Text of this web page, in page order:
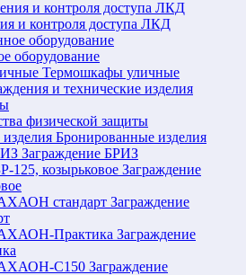
и контроля доступа ЛКД
оборудование
Термошкафы уличные
и технические изделия
физической защиты
Бронированные изделия
Заграждение БРИЗ
Заграждение
Заграждение
Заграждение
Заграждение